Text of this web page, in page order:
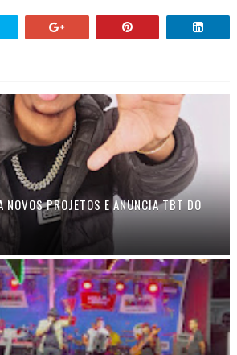
NOVOS PROJETOS E ANUNCIA TBT DO